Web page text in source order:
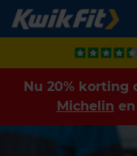
Nu 20% korting
Michelin en